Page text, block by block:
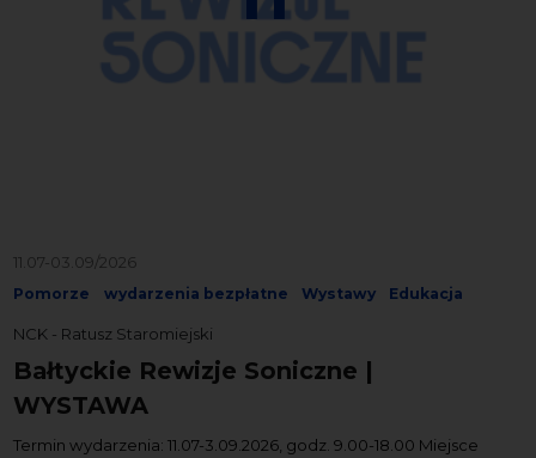
11.07-03.09/2026
Pomorze wydarzenia bezpłatne Wystawy Edukacja
NCK - Ratusz Staromiejski
Bałtyckie Rewizje Soniczne |
WYSTAWA
Termin wydarzenia: 11.07-3.09.2026, godz. 9.00-18.00 Miejsce